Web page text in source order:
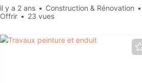
il y a 2 ans
Construction & Rénovation
Offrir
23 vues